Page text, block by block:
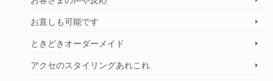
お直しも可能です
ときどきオーダーメイド
アクセのスタイリングあれこれ